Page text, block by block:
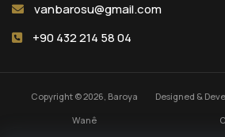
vanbarosu@gmail.com
+90 432 214 58 04
Copyright © 2026, Baroya
Wanê
Designed &